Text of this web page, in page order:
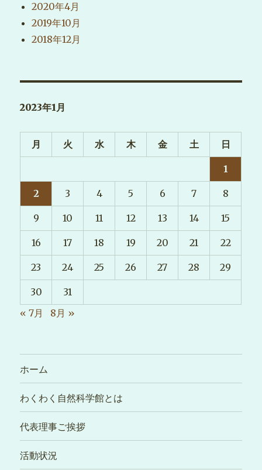
2020年4月
2019年10月
2018年12月
2023年1月
月 火 水 木 金 土 日
1
2 3 4 5 6 7 8
9 10 11 12 13 14 15
16 17 18 19 20 21 22
23 24 25 26 27 28 29
30
31
« 7月
8月 »
ホーム
わくわく自然科学館とは
代表理事ご挨拶
活動状況